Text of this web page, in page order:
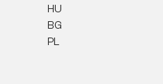
HU
BG
PL